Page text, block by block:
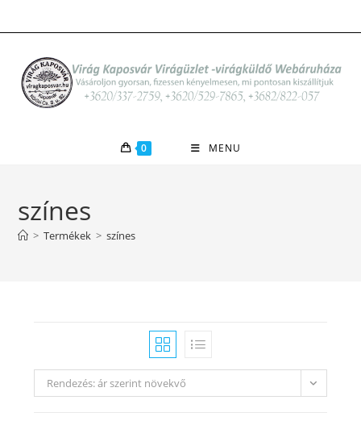
to
0 MENU
színes
> Termékek > színes
Rendezés: ár szerint növekvő